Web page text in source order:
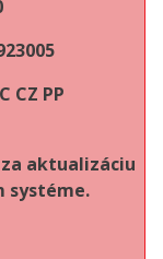
CZ PP
aktualizáciu
systéme.